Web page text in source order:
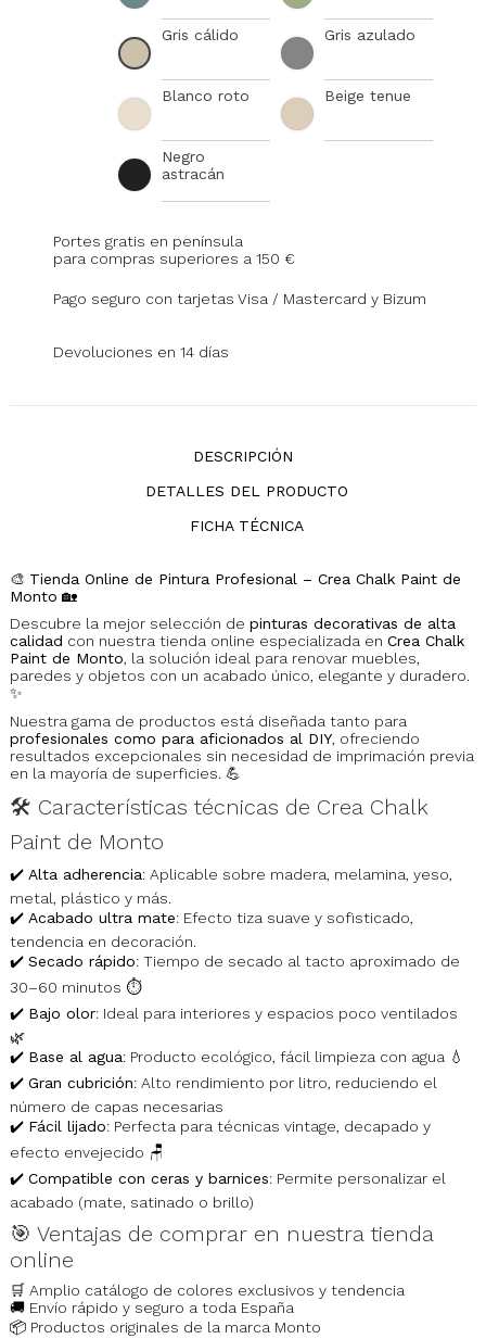
Gris cálido Gris azulado
Blanco roto Beige tenue
Negro
astracán
Portes gratis en península
para compras superiores a 150 €
Pago seguro con tarjetas Visa / Mastercard y Bizum
Devoluciones en 14 días
DESCRIPCIÓN
DETALLES DEL PRODUCTO
FICHA TÉCNICA
🎨 Tienda Online de Pintura Profesional – Crea Chalk Paint de
Monto 🏡
Descubre la mejor selección de pinturas decorativas de alta
calidad con nuestra tienda online especializada en Crea Chalk
Paint de Monto, la solución ideal para renovar muebles,
paredes y objetos con un acabado único, elegante y duradero.
✨
Nuestra gama de productos está diseñada tanto para
profesionales como para aficionados al DIY, ofreciendo
resultados excepcionales sin necesidad de imprimación previa
en la mayoría de superficies. 💪
🛠️ Características técnicas de Crea Chalk
Paint de Monto
✔️ Alta adherencia: Aplicable sobre madera, melamina, yeso,
metal, plástico y más.
✔️ Acabado ultra mate: Efecto tiza suave y sofisticado,
tendencia en decoración.
✔️ Secado rápido: Tiempo de secado al tacto aproximado de
30–60 minutos ⏱️
✔️ Bajo olor: Ideal para interiores y espacios poco ventilados
🌿
✔️ Base al agua: Producto ecológico, fácil limpieza con agua 💧
✔️ Gran cubrición: Alto rendimiento por litro, reduciendo el
número de capas necesarias
✔️ Fácil lijado: Perfecta para técnicas vintage, decapado y
efecto envejecido 🪑
✔️ Compatible con ceras y barnices: Permite personalizar el
acabado (mate, satinado o brillo)
🎯 Ventajas de comprar en nuestra tienda
online
🛒 Amplio catálogo de colores exclusivos y tendencia
🚚 Envío rápido y seguro a toda España
📦 Productos originales de la marca Monto